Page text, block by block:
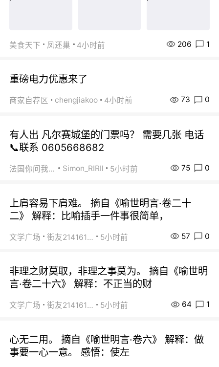
美食天下 凤还巢 4小时前 206 1
重磅电力优惠来了
商家自荐区 chengjiakoo 4小时前 73 0
有人出 凡尔赛城堡的门票吗？ 需要几张 电话
📞联系 0605668682
法国你问我答 Simon_RIRIl 5小时前 75 0
上肩容易下肩难。 摘自《喻世明言·卷二十
二》 解释：比喻插手一件事很简单，
文学广场 街友21416156 5小时前 57 0
非理之财莫取，非理之事莫为。 摘自《喻世明
言·卷二十六》 解释：不正当的财
文学广场 街友21416156 5小时前 64 1
心无二用。 摘自《喻世明言·卷六》 解释：做
事要一心一意。 感悟：使左